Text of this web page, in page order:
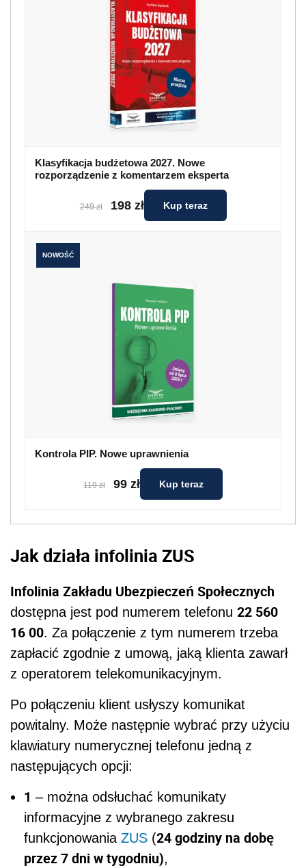
Klasyfikacja budżetowa 2027. Nowe
rozporządzenie z komentarzem eksperta
249 zł 198 zł Kup teraz
NOWOŚĆ
Kontrola PIP. Nowe uprawnienia
119 zł 99 zł Kup teraz
Jak działa infolinia ZUS
Infolinia Zakładu Ubezpieczeń Społecznych
dostępna jest pod numerem telefonu 22 560
16 00. Za połączenie z tym numerem trzeba
zapłacić zgodnie z umową, jaką klienta zawarł
z operatorem telekomunikacyjnym.
Po połączeniu klient usłyszy komunikat
powitalny. Może następnie wybrać przy użyciu
klawiatury numerycznej telefonu jedną z
następujących opcji:
1 – można odsłuchać komunikaty
informacyjne z wybranego zakresu
funkcjonowania ZUS (24 godziny na dobę
przez 7 dni w tygodniu),